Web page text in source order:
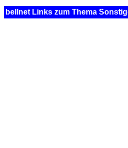
bellnet Links zum Thema